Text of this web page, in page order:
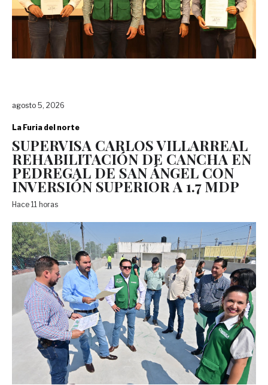
agosto 5, 2026
La Furia del norte
SUPERVISA CARLOS VILLARREAL
REHABILITACIÓN DE CANCHA EN
PEDREGAL DE SAN ÁNGEL CON
INVERSIÓN SUPERIOR A 1.7 MDP
Hace 11 horas